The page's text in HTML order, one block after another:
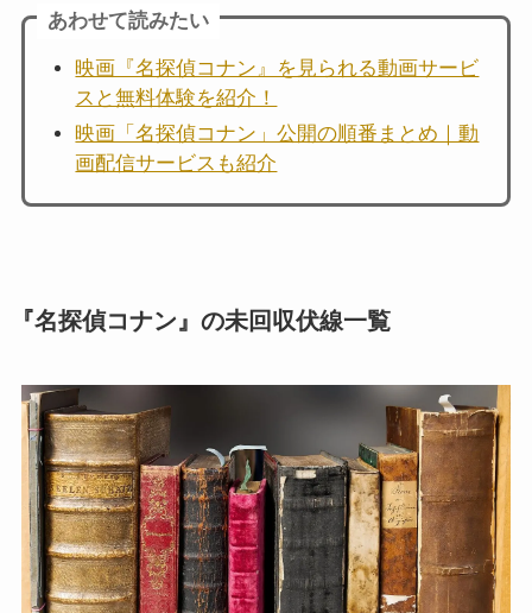
あわせて読みたい
映画『名探偵コナン』を見られる動画サービ
スと無料体験を紹介！
映画「名探偵コナン」公開の順番まとめ｜動
画配信サービスも紹介
『名探偵コナン』の未回収伏線一覧